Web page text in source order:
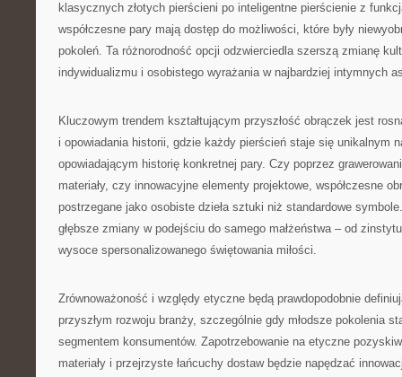
klasycznych złotych pierścieni po inteligentne pierścienie z
współczesne pary mają dostęp do możliwości, które były
pokoleń. Ta różnorodność opcji odzwierciedla szerszą zmianę
indywidualizmu i osobistego wyrażania w najbardziej intymnych
Kluczowym trendem kształtującym przyszłość obrączek jest
i opowiadania historii, gdzie każdy pierścień staje się unikalnym
opowiadającym historię konkretnej pary. Czy poprzez
materiały, czy innowacyjne elementy projektowe, współczesne
postrzegane jako osobiste dzieła sztuki niż standardowe
głębsze zmiany w podejściu do samego małżeństwa – od
wysoce spersonalizowanego świętowania miłości.
Zrównoważoność i względy etyczne będą prawdopodobnie
przyszłym rozwoju branży, szczególnie gdy młodsze pokolenia
segmentem konsumentów. Zapotrzebowanie na etyczne
materiały i przejrzyste łańcuchy dostaw będzie napędzać